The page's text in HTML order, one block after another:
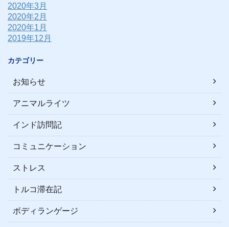
2020年3月
2020年2月
2020年1月
2019年12月
カテゴリー
お知らせ
アニマルライツ
インド訪問記
コミュニケーション
ストレス
トルコ滞在記
ボディランゲージ